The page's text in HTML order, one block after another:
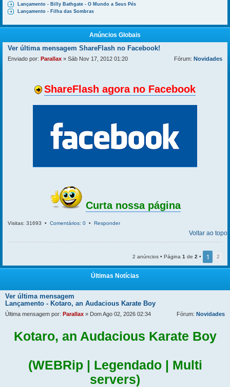
Lançamento - Billy Bathgate - O Mundo a Seus Pés
Lançamento - Filha das Sombras
Anúncios Globais
Ver última mensagem ShareFlash no Facebook!
Enviado por: Parallax » Sáb Nov 17, 2012 01:20 Fórum: Novidades
ShareFlash agora no Facebook
Curta nossa página
Visitas: 31693 • Comentários: 0 • Responder
Voltar ao topo
2 anúncios • Página 1 de 2 • 1 2
Últimas Notícias
Ver última mensagem
Lançamento - Kotaro, an Audacious Karate Boy
Última mensagem por: Parallax » Dom Ago 02, 2026 02:34 Fórum: Novidades
Kotaro, an Audacious Karate Boy
(WEBRip | Legendado | Multi
servers)